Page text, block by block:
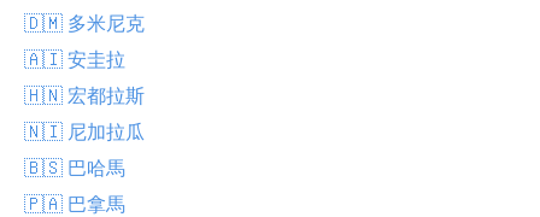
🇩🇲 多米尼克
🇦🇮 安圭拉
🇭🇳 宏都拉斯
🇳🇮 尼加拉瓜
🇧🇸 巴哈馬
🇵🇦 巴拿馬